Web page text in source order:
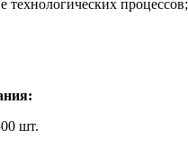
процессов;
шт.